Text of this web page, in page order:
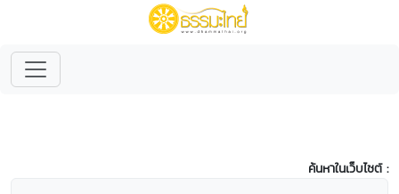
ค้นหาในเว็บไซต์ :